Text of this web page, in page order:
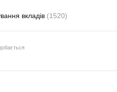
вкладів (1520)